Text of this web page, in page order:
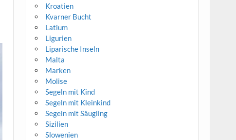
Kroatien
Kvarner Bucht
Latium
Ligurien
Liparische Inseln
Malta
Marken
Molise
Segeln mit Kind
Segeln mit Kleinkind
Segeln mit Säugling
Sizilien
Slowenien